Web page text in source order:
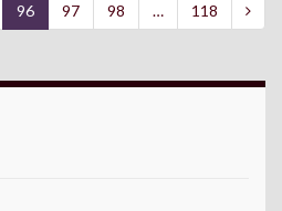
96 97 98 … 118